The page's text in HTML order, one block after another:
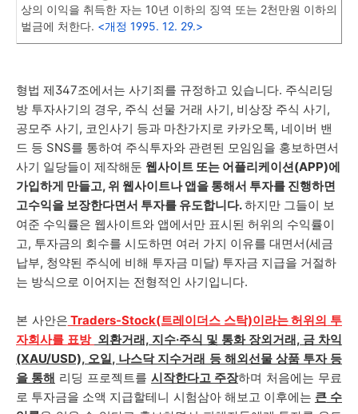
상의 이익을 취득한 자는 10년 이하의 징역 또는 2천만원 이하의
벌금에 처한다. <개정 1995. 12. 29.>
형법 제347조에서는 사기죄를 규정하고 있습니다. 주식리딩
방 투자사기의 경우, 주식 선물 거래 사기, 비상장 주식 사기,
공모주 사기, 코인사기 등과 마찬가지로 카카오톡, 네이버 밴
드 등 SNS를 통하여 주식투자와 관련된 모임임을 홍보하면서
사기 일당들이 제작해둔 웹사이트 또는 어플리케이션(APP)에
가입하게 만들고, 위 웹사이트나 앱을 통해서 투자를 진행하면
고수익을 보장한다면서 투자를 유도합니다.하지만 그들이 보
여준 수익률은 웹사이트와 앱에서만 표시된 허위의 수익률이
고, 투자금의 회수를 시도하면 여러 가지 이유를 대면서(세금
납부, 청약된 주식에 비해 투자금 미달) 투자금 지급을 거절하
는 방식으로 이어지는 전형적인 사기입니다.
본 사안은 Traders-Stock(트레이더스 스탁)이라는 허위의 투
자회사를 표방 외환거래, 지수·주식 및 통화 장외거래, 금 차익
(XAU/USD), 오일, 나스닥 지수거래 등 해외선물 상품 투자 등
을 통해 리딩 프로젝트를 시작한다고 주장하며 처음에는 무료
로 투자금을 소액 지급할테니 시험삼아 해보고 이후에는 큰 수